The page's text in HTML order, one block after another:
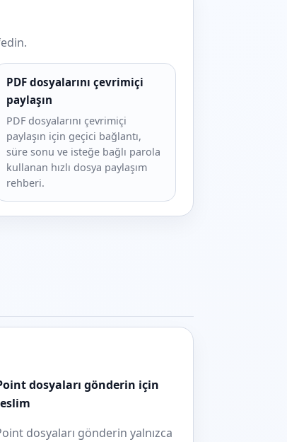
PDF dosyalarını çevrimiçi
paylaşın
PDF dosyalarını çevrimiçi
paylaşın için geçici bağlantı,
süre sonu ve isteğe bağlı parola
kullanan hızlı dosya paylaşım
rehberi.
dosyaları gönderin için
dosyaları gönderin yalnızca